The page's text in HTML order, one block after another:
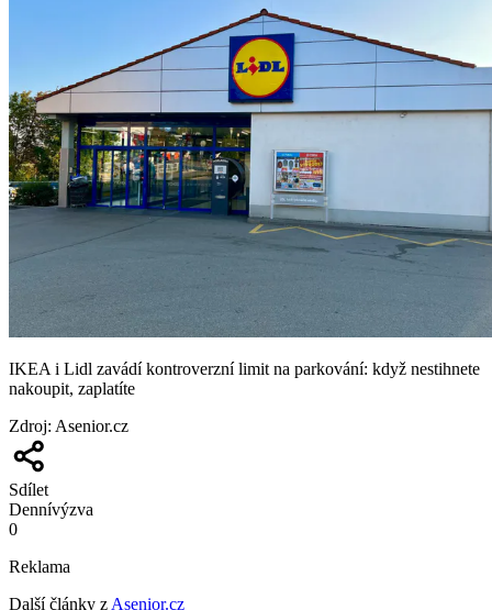
IKEA i Lidl zavádí kontroverzní limit na parkování: když nestihnete
nakoupit, zaplatíte
Zdroj: Asenior.cz
Sdílet
Dennívýzva
0
Reklama
Další články z Asenior.cz